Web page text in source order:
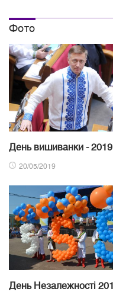
Фото
День вишиванки - 2019
20/05/2019
День Незалежності